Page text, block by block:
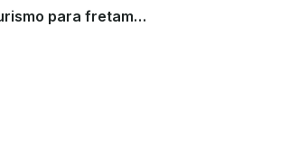
Beneteau Grand Turismo para fretamento privado